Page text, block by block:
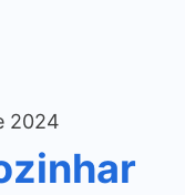
2024